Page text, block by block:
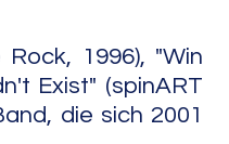
1996), "Win
Exist" (spinART
die sich 2001